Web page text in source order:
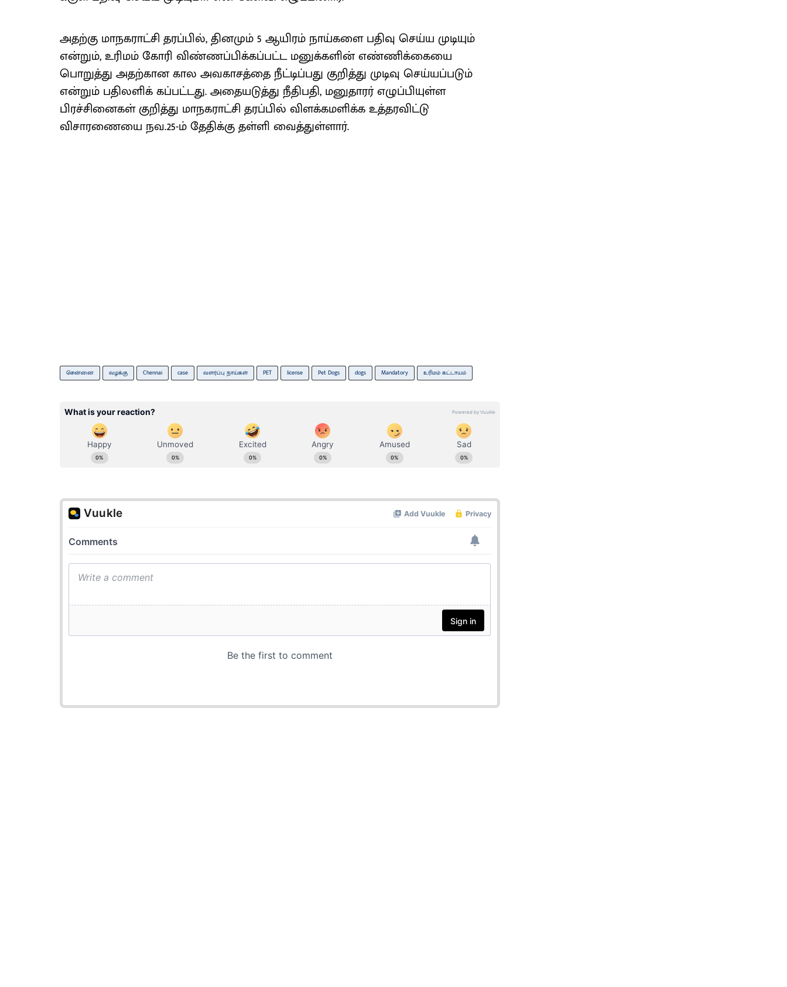
அதற்கு மாநகராட்சி தரப்பில், தினமும் 5 ஆயிரம் நாய்களை பதிவு செய்ய முடியும்
என்றும், உரிமம் கோரி விண்ணப்பிக்கப்பட்ட மனுக்களின் எண்ணிக்கையை
பொறுத்து அதற்கான கால அவகாசத்தை நீட்டிப்பது குறித்து முடிவு செய்யப்படும்
என்றும் பதிலளிக் கப்பட்டது. அதையடுத்து நீதிபதி, மனுதாரர் எழுப்பியுள்ள
பிரச்சினைகள் குறித்து மாநகராட்சி தரப்பில் விளக்கமளிக்க உத்தரவிட்டு
விசாரணையை நவ.25-ம் தேதிக்கு தள்ளி வைத்துள்ளார்.
சென்னை வழக்கு Chennai case வளர்ப்பு நாய்கள் PET license Pet Dogs dogs Mandatory உரிமம் கட்டாயம்